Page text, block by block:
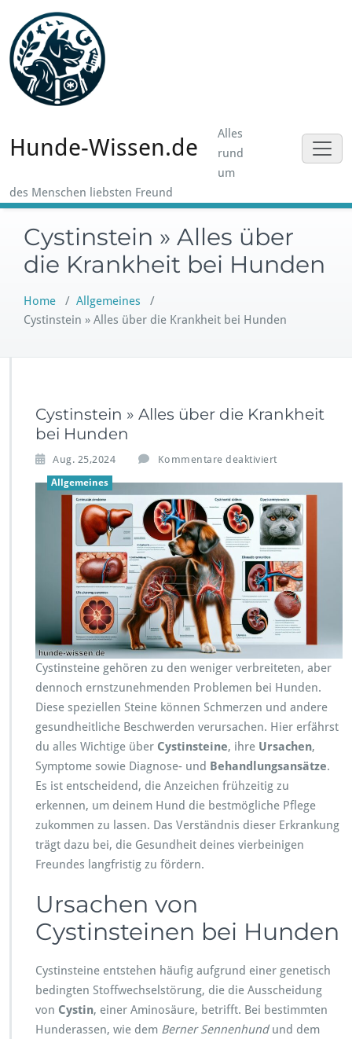
content
Hunde-Wissen.de
Alles
rund
um
des Menschen liebsten Freund
Cystinstein » Alles über
die Krankheit bei Hunden
Home / Allgemeines /
Cystinstein » Alles über die Krankheit bei Hunden
Cystinstein » Alles über die Krankheit
bei Hunden
Aug. 25,2024 Kommentare deaktiviert
C
y
s
t
i
n
s
t
e
i
n
A
l
l
e
ü
b
e
r
i
n
e
i
t
b
Allgemeines
Cystinsteine gehören zu den weniger verbreiteten, aber
dennoch ernstzunehmenden Problemen bei Hunden.
Diese speziellen Steine können Schmerzen und andere
gesundheitliche Beschwerden verursachen. Hier erfährst
du alles Wichtige über Cystinsteine, ihre Ursachen,
Symptome sowie Diagnose- und Behandlungsansätze.
Es ist entscheidend, die Anzeichen frühzeitig zu
erkennen, um deinem Hund die bestmögliche Pflege
zukommen zu lassen. Das Verständnis dieser Erkrankung
trägt dazu bei, die Gesundheit deines vierbeinigen
Freundes langfristig zu fördern.
Ursachen von
Cystinsteinen bei Hunden
Cystinsteine entstehen häufig aufgrund einer genetisch
bedingten Stoffwechselstörung, die die Ausscheidung
von Cystin, einer Aminosäure, betrifft. Bei bestimmten
Hunderassen, wie dem Berner Sennenhundund dem